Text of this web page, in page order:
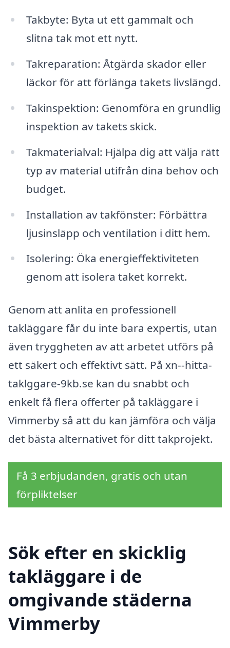
Takbyte: Byta ut ett gammalt och
slitna tak mot ett nytt.
Takreparation: Åtgärda skador eller
läckor för att förlänga takets livslängd.
Takinspektion: Genomföra en grundlig
inspektion av takets skick.
Takmaterialval: Hjälpa dig att välja rätt
typ av material utifrån dina behov och
budget.
Installation av takfönster: Förbättra
ljusinsläpp och ventilation i ditt hem.
Isolering: Öka energieffektiviteten
genom att isolera taket korrekt.
Genom att anlita en professionell
takläggare får du inte bara expertis, utan
även tryggheten av att arbetet utförs på
ett säkert och effektivt sätt. På xn--hitta-
taklggare-9kb.se kan du snabbt och
enkelt få flera offerter på takläggare i
Vimmerby så att du kan jämföra och välja
det bästa alternativet för ditt takprojekt.
Få 3 erbjudanden, gratis och utan
förpliktelser
Sök efter en skicklig
takläggare i de
omgivande städerna
Vimmerby